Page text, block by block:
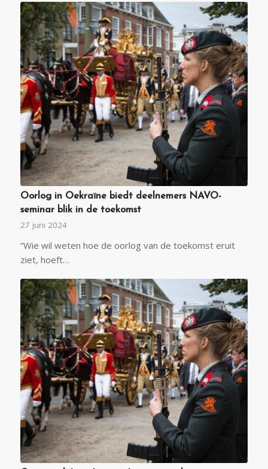
Oorlog in Oekraïne biedt deelnemers NAVO-
seminar blik in de toekomst
27 juni 2024
“Wie wil weten hoe de oorlog van de toekomst eruit
ziet, hoeft…